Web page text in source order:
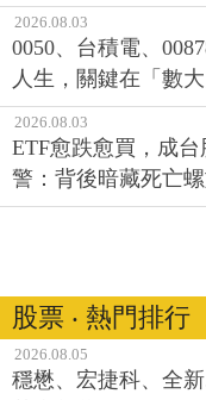
2026.08.03
0050、台積電、
人生，關鍵在「數大
2026.08.03
ETF愈跌愈買，成
警：背後暗藏死亡
股票 ‧ 熱門排行
2026.08.05
穩懋、宏捷科、全